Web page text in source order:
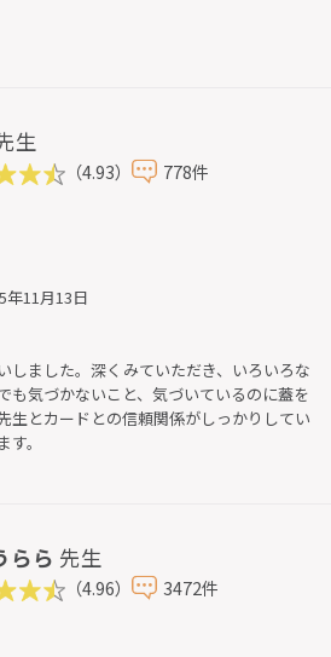
生
（4.93） 778件
年11月13日
しました。深くみていただき、いろいろな
も気づかないこと、気づいているのに蓋を
生とカードとの信頼関係がしっかりしてい
。
らら 先生
（4.96） 3472件